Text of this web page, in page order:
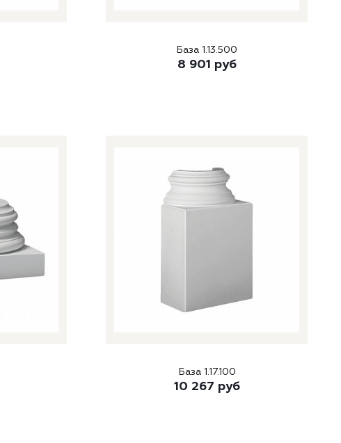
База 1.13.500
8 901 руб
База 1.17.100
10 267 руб